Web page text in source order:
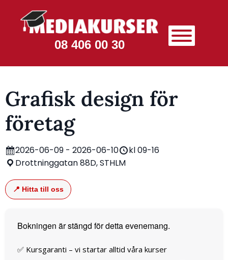
08 406 00 30
Grafisk design för
företag
2026-06-09 - 2026-06-10
kl 09-16
Drottninggatan 88D, STHLM
📍 Hitta till oss
Bokningen är stängd för detta evenemang.
✅ Kursgaranti – vi startar alltid våra kurser